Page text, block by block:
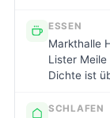
ESSEN
Markthalle
Lister
Dichte ist
SCHLAFEN